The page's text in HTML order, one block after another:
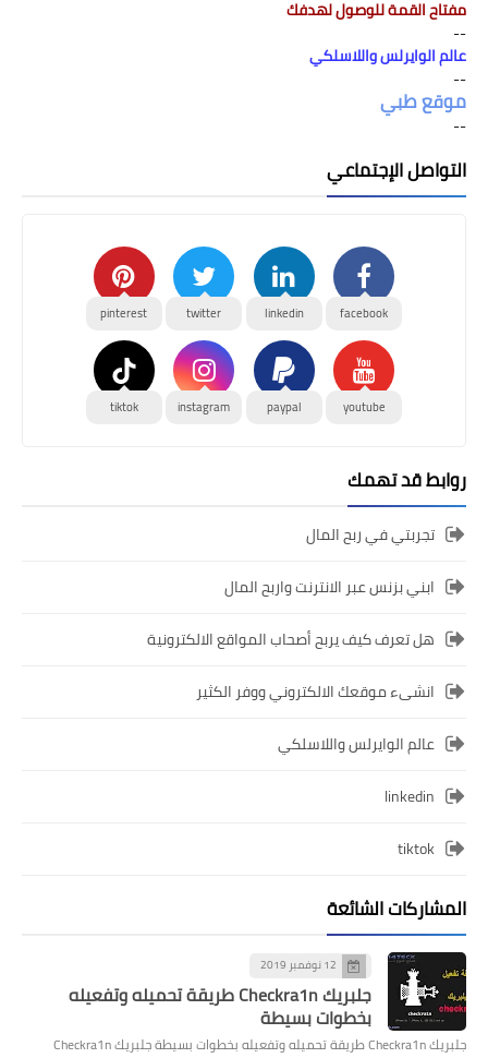
مفتاح القمة للوصول لهدفك
--
عالم الوايرلس واللاسلكي
--
موقع طبي
--
التواصل الإجتماعي
facebook
linkedin
twitter
pinterest
youtube
paypal
instagram
tiktok
روابط قد تهمك
تجربتي في ربح المال
ابني بزنس عبر الانترنت واربح المال
هل تعرف كيف يربح أصحاب المواقع الالكترونية
انشىء موقعك الالكتروني ووفر الكثير
عالم الوايرلس واللاسلكي
linkedin
tiktok
المشاركات الشائعة
12 نوفمبر 2019
جلبريك Checkra1n طريقة تحميله وتفعيله
بخطوات بسيطة
جلبريك Checkra1n طريقة تحميله وتفعيله بخطوات بسيطة جلبريك Checkra1n